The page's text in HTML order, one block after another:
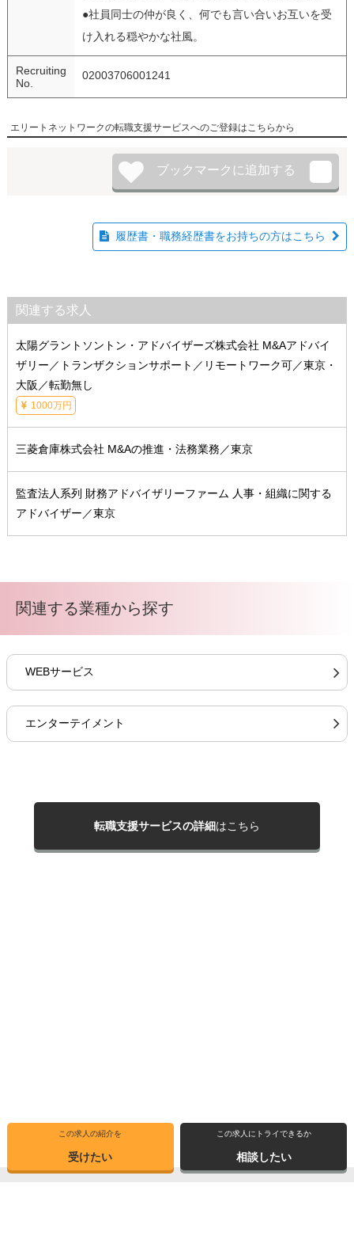
●社員同士の仲が良く、何でも言い合いお互いを受
け入れる穏やかな社風。
Recruiting
No.
02003706001241
エリートネットワークの転職支援サービスへのご登録はこちらから
この求人の紹介を
受けたい
この求人にトライできるか
相談したい
履歴書・職務経歴書をお持ちの方はこちら
関連する求人
太陽グラントソントン・アドバイザーズ株式会社 M&Aアドバイ
ザリー／トランザクションサポート／リモートワーク可／東京・
大阪／転勤無し
1000万円
三菱倉庫株式会社 M&Aの推進・法務業務／東京
監査法人系列 財務アドバイザリーファーム 人事・組織に関する
アドバイザー／東京
関連する業種から探す
WEBサービス
エンターテイメント
転職支援サービスの詳細はこちら